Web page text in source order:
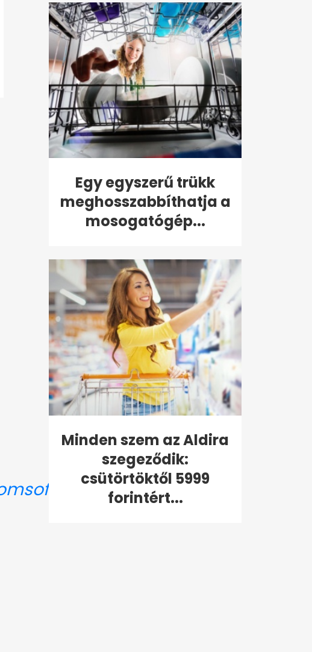
♬
Egy egyszerű trükk
meghosszabbíthatja a
mosogatógép...
Minden szem az Aldira
szegeződik:
csütörtöktől 5999
forintért...